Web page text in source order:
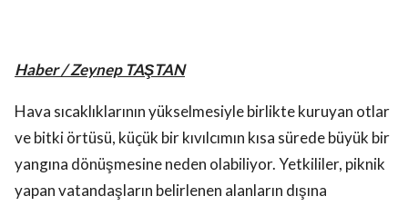
Haber / Zeynep TAŞTAN
Hava sıcaklıklarının yükselmesiyle birlikte kuruyan otlar
ve bitki örtüsü, küçük bir kıvılcımın kısa sürede büyük bir
yangına dönüşmesine neden olabiliyor. Yetkililer, piknik
yapan vatandaşların belirlenen alanların dışına